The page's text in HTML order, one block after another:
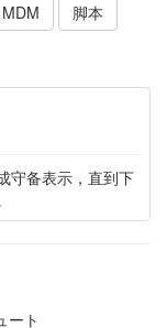
MDM
脚本
守备表示，直到下
ート